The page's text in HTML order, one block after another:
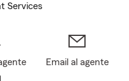
Services
Email al agente